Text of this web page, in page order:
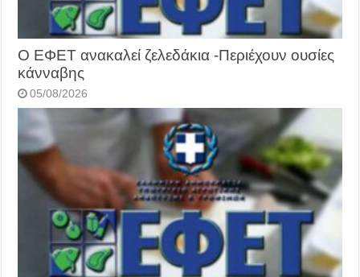
O ΕΦΕΤ ανακαλεί ζελεδάκια -Περιέχουν ουσίες
κάνναβης
05/08/2026